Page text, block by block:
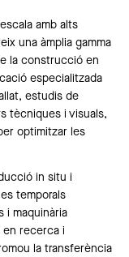
amb alts
una àmplia gamma
la construcció en
especialitzada
estudis de
tècniques i visuals,
optimitzar les
in situ i
temporals
i maquinària
en recerca i
la transferència